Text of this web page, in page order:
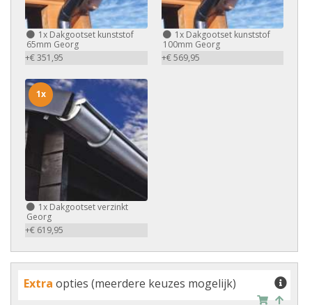
1x Dakgootset kunststof
65mm Georg
+€ 351,95
1xDakgootset kunststof
100mm Georg
+€ 569,95
1x Dakgootset verzinkt
Georg
+€ 619,95
1x
Extra opties (meerdere keuzes mogelijk)